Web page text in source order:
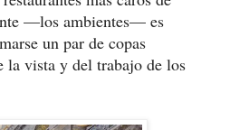
—los ambientes— es
un par de copas
la vista y del trabajo de los